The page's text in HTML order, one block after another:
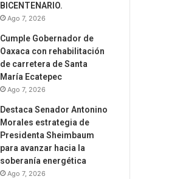
BICENTENARIO.
Ago 7, 2026
Cumple Gobernador de
Oaxaca con rehabilitación
de carretera de Santa
María Ecatepec
Ago 7, 2026
Destaca Senador Antonino
Morales estrategia de
Presidenta Sheimbaum
para avanzar hacia la
soberanía energética
Ago 7, 2026